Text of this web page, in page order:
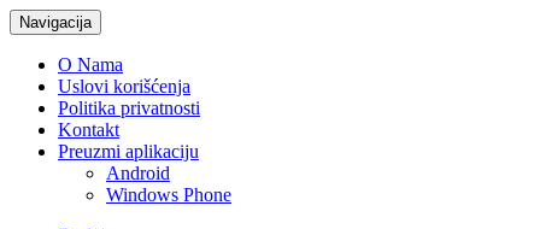
Navigacija
O Nama
Uslovi korišćenja
Politika privatnosti
Kontakt
Preuzmi aplikaciju
Android
Windows Phone